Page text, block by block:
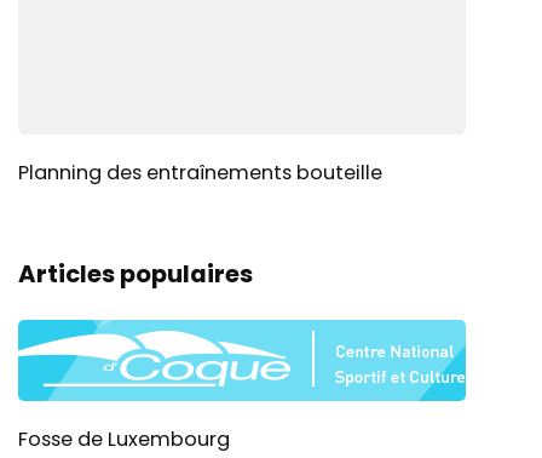
Planning des entraînements bouteille
Articles populaires
Fosse de Luxembourg